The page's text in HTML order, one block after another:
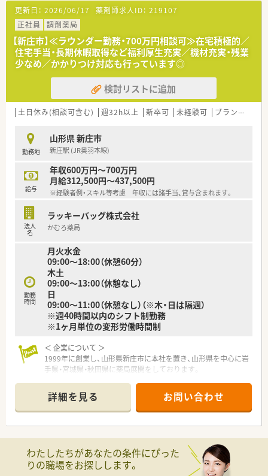
更新日： 2026/06/17 薬剤師求人ID： 219107
正社員
調剤薬局
【新庄市】≪ラウンダー勤務・700万円相談可≫在宅積極的／
住宅手当・長期休暇取得など福利厚生充実／機材充実・残業
少なめ／かかりつけ対応も行っています◎
検討リストに追加
土日休み(相談可含む) 週32h以上 新卒可 未経験可 ブランク可
勤務地
山形県 新庄市
新庄駅 (JR奥羽本線)
給与
年収600万円～700万円
月給312,500円～437,500円
※経験者例・スキル等考慮 年収には諸手当、賞与含まれます。
法人
名
ラッキーバッグ株式会社
かむろ薬局
勤務
時間
月火水金
09:00～18:00（休憩60分）
木土
09:00～13:00（休憩なし）
日
09:00～11:00（休憩なし）（※木・日は隔週）
※週40時間以内のシフト制勤務
※1ヶ月単位の変形労働時間制
＜ 企業について ＞
1999年に創業し、山形県新庄市に本社を置き、山形県を中心に岩
手県・宮城県・秋田県に薬局展開をしております。
のかかりつけ薬局として機能しています。
各エリアの基幹店舗には無菌調剤室を設置。自社だけでなく、地
元の薬局にも設備を提供し、協力して地域医療を支えています。
また店舗展開が、門前薬局から敷地内薬局と幅広く展開してお
＜ 企業の魅力・特徴 ＞
１.【機材の充実】
詳細を見る お問い合わせ
わたしたちがあなたの条件にぴった
りの職場をお探しします。